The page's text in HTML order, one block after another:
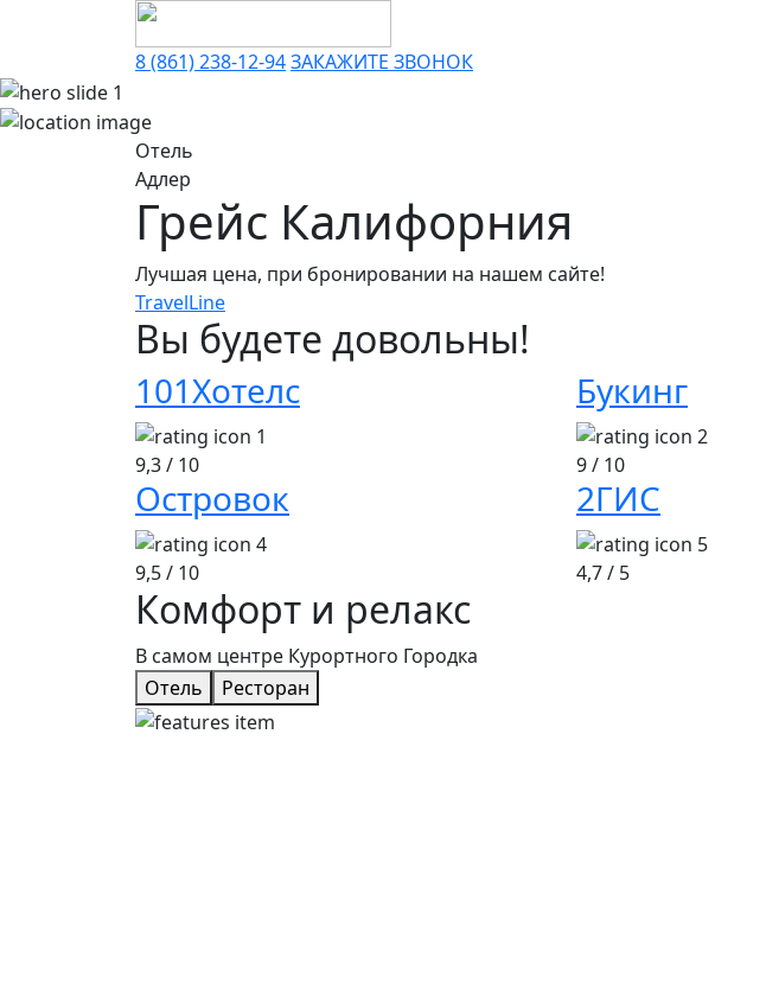
8 (861) 238-12-94ЗАКАЖИТЕ ЗВОНОК
Отель
Адлер
Грейс Калифорния
Лучшая цена, при бронировании на нашем сайте!
TravelLine
Вы будете довольны!
101Хотелс
9,3/ 10
Букинг
9/ 10
Островок
9,5/ 10
2ГИС
4,7/ 5
Комфорт и релакс
В самом центре Курортного Городка
Отель
Ресторан